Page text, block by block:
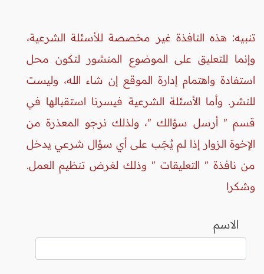
تنبيه: هذه النافذة غير مخصصة للأسئلة الشرعية،
وإنما للتعليق على الموضوع المنشور لتكون محل
استفادة واهتمام إدارة الموقع إن شاء الله، وليست
للنشر. وأما الأسئلة الشرعية فيسرنا استقبالها في
قسم " أرسل سؤالك "، ولذلك نرجو المعذرة من
الإخوة الزوار إذا لم يُجَب على أي سؤال شرعي يدخل
من نافذة " التعليقات " وذلك لغرض تنظيم العمل.
وشكرا
الاسم